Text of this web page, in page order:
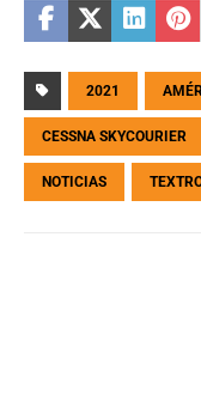
2021
CESSNA SKYCOURIER
NOTICIAS